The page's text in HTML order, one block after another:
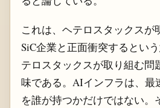
これは、ヘテロスタックスが
SiC企業と正面衝突するとい
テロスタックスが取り組む問
味である。AIインフラは、最
を誰が持つかだけではない。